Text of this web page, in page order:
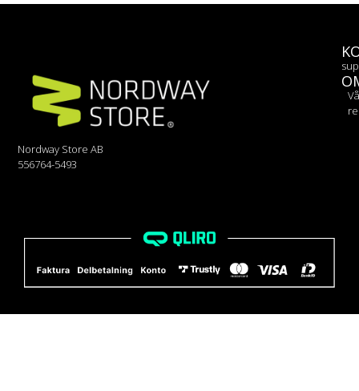
Nordway Store AB
556764-5493